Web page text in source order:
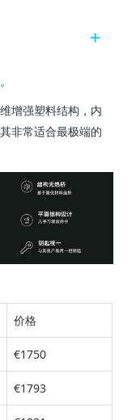
增强塑料结构，内
非常适合最极端的
价格
€1750
€1793